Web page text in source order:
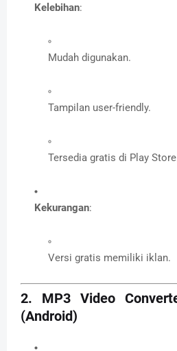
Kelebihan:
Mudah digunakan.
Tampilan user-friendly.
Tersedia gratis di Play
Kekurangan:
Versi gratis memiliki iklan.
2. MP3 Video
(Android)